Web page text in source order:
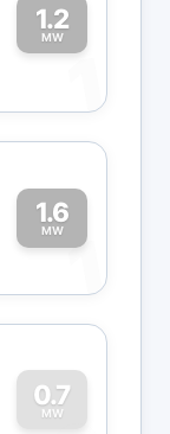
1.2
MW
1
1.6
MW1
0.7
MW